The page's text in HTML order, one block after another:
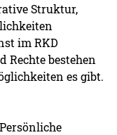
Struktur,
im RKD
Rechte bestehen
es gibt.